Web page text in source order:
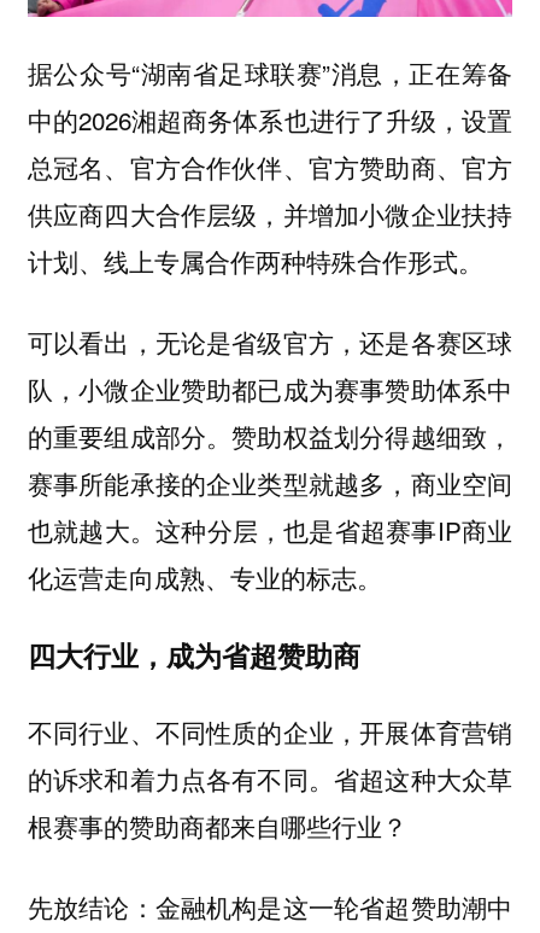
据公众号“湖南省足球联赛”消息，正在筹备
中的2026湘超商务体系也进行了升级，设置
总冠名、官方合作伙伴、官方赞助商、官方
供应商四大合作层级，并增加小微企业扶持
计划、线上专属合作两种特殊合作形式。
可以看出，无论是省级官方，还是各赛区球
队，小微企业赞助都已成为赛事赞助体系中
的重要组成部分。赞助权益划分得越细致，
赛事所能承接的企业类型就越多，商业空间
也就越大。这种分层，也是省超赛事IP商业
化运营走向成熟、专业的标志。
四大行业，成为省超赞助商
不同行业、不同性质的企业，开展体育营销
的诉求和着力点各有不同。省超这种大众草
根赛事的赞助商都来自哪些行业？
先放结论：金融机构是这一轮省超赞助潮中